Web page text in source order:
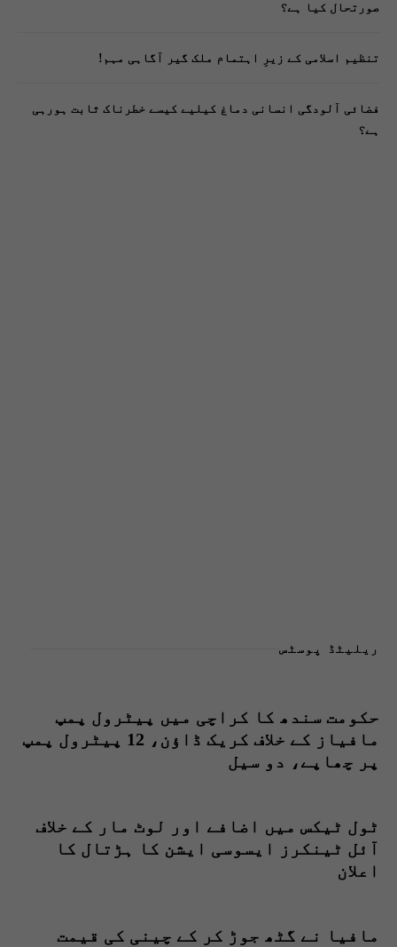
صورتحال کیا ہے؟
تنظیم اسلامی کے زیرِ اہتمام ملک گیر آگاہی مہم!
فضائی آلودگی انسانی دماغ کیلیے کیسے خطرناک ثابت ہورہی
ہے؟
ریلیٹڈ پوسٹس
حکومت سندھ کا کراچی میں پیٹرول پمپ
مافیاز کے خلاف کریک ڈاؤن، 12 پیٹرول پمپ
پر چھاپے، دو سیل
ٹول ٹیکس میں اضافے اور لوٹ مار کے خلاف
آئل ٹینکرز ایسوسی ایشن کا ہڑتال کا
اعلان
مافیا نے گٹھ جوڑ کر کے چینی کی قیمت